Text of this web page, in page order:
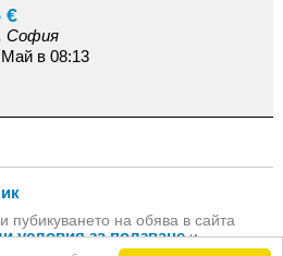
€
София
в 08:13
пубикуването на обява в сайта
условия за ползванеи
на lot.bg